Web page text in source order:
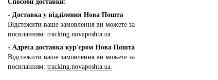
Способи доставки:
- Доставка у відділення Нова Пошта
Відстежити ваше замовлення ви можете за
посиланням: tracking.novaposhta.ua.
- Адреса доставка кур'єром Нова Пошта
Відстежити ваше замовлення ви можете за
посиланням: tracking.novaposhta.ua.